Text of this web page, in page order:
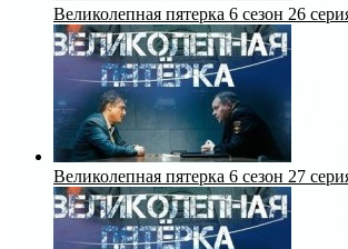
Великолепная пятерка 6 сезон 26
Великолепная пятерка 6 сезон 27